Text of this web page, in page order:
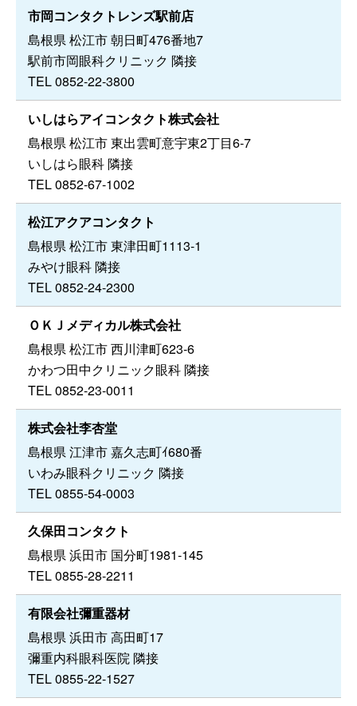
市岡コンタクトレンズ駅前店
島根県 松江市 朝日町476番地7
駅前市岡眼科クリニック 隣接
TEL 0852-22-3800
いしはらアイコンタクト株式会社
島根県 松江市 東出雲町意宇東2丁目6-7
いしはら眼科 隣接
TEL 0852-67-1002
松江アクアコンタクト
島根県 松江市 東津田町1113-1
みやけ眼科 隣接
TEL 0852-24-2300
ＯＫＪメディカル株式会社
島根県 松江市 西川津町623-6
かわつ田中クリニック眼科 隣接
TEL 0852-23-0011
株式会社李杏堂
島根県 江津市 嘉久志町ｲ680番
いわみ眼科クリニック 隣接
TEL 0855-54-0003
久保田コンタクト
島根県 浜田市 国分町1981-145
TEL 0855-28-2211
有限会社彌重器材
島根県 浜田市 高田町17
彌重内科眼科医院 隣接
TEL 0855-22-1527